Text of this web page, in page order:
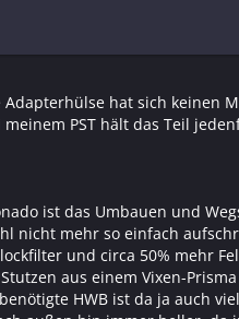
hat sich
PST hält das Teil
ist das Umbauen und
nicht mehr so einfach
und circa 50% mehr
aus einem Vixen-
HWB ist da ja auch